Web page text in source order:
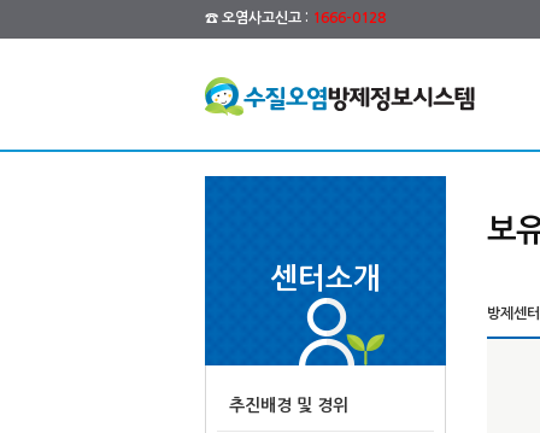
☎ 오염사고신고 : 1666-0128
센터소개
추진배경 및 경위
보
방제센